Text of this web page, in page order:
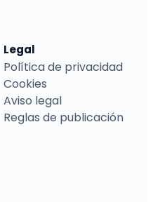
Legal
Política de privacidad
Cookies
Aviso legal
Reglas de publicación